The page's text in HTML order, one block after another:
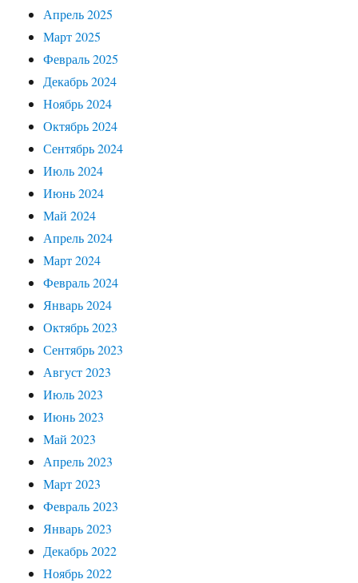
Апрель 2025
Март 2025
Февраль 2025
Декабрь 2024
Ноябрь 2024
Октябрь 2024
Сентябрь 2024
Июль 2024
Июнь 2024
Май 2024
Апрель 2024
Март 2024
Февраль 2024
Январь 2024
Октябрь 2023
Сентябрь 2023
Август 2023
Июль 2023
Июнь 2023
Май 2023
Апрель 2023
Март 2023
Февраль 2023
Январь 2023
Декабрь 2022
Ноябрь 2022